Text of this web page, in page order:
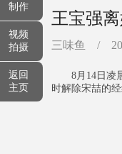
王宝强
三味鱼 /
8月14日凌晨
时解除宋喆的
制作
视频
拍摄
返回
主页